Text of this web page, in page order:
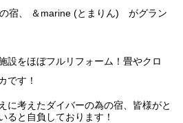
宿、 ＆marine (とまりん) がグラン
設をほぼフルリフォーム！畳やクロ
です！
に考えたダイバーの為の宿、皆様がと
ると自負しております！